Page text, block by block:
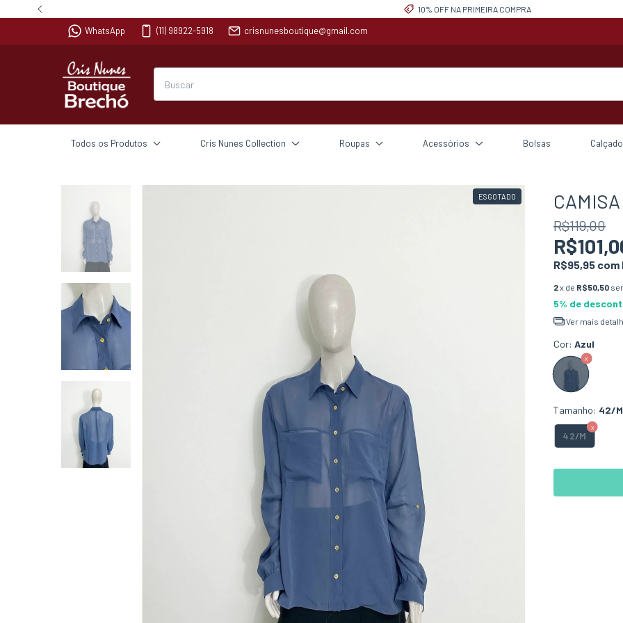
10% OFF NA PRIMEIRA COMPRA
WhatsApp (11) 98922-5918 crisnunesboutique@gmail.com
Todos os Produtos Cris Nunes Collection Roupas Acessórios Bolsas
ESGOTADO
R$119,00
R$95,95 com
2x de R$50,50
5% de
Ver mais
Cor: Azul
Tamanho: 42/M
42/M